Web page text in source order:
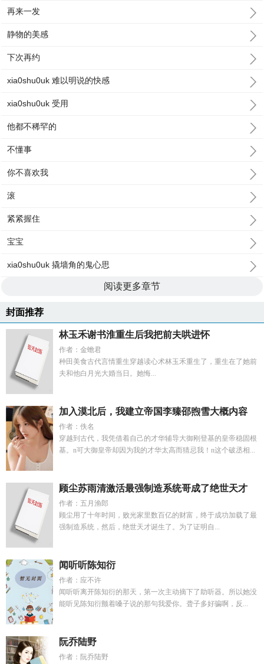
再来一发
静物的美感
下次再约
xia0shu0uk 难以明说的快感
xia0shu0uk 受用
他都不稀罕的
不懂事
你不喜欢我
滚
紧紧握住
宝宝
xia0shu0uk 撬墙角的鬼心思
阅读更多章节
封面推荐
林玉禾谢书淮重生后我把前夫哄进怀
作者：金蟾君
种田美食古代言情重生穿越读心术林玉禾重生了，重生在了她前
夫和他白月光大婚当日。她悔...
加入漠北后，我建立帝国李臻邵煦雪大概内容
作者：佚名
穿越到古代，我凭借着自己的才华辅导大御刚登基的皇帝稳固根
基。n可大御皇帝却因为我的才华太高而猜忌我！n这个破丞相...
顾尘苏雨清激活最强制造系统哥成了绝世天才
作者：五月渔郎
顾尘用了十年时间，败光家里数百亿的财富，终于成功加载了最
强制造系统，然后，绝世天才诞生了。为了证明自...
闻听听陈知衍
作者：应不许
闻听听离开陈知衍的那天，第一次主动摘下了助听器。所以她没
能听见陈知衍颤着嗓子说的那句我爱你。聋子多好骗啊，反...
阮乔陆野
作者：阮乔陆野